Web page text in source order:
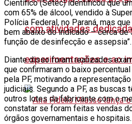
com atividades
experimentações e ao
Científico (Setec) identificou que
com 65% de álcool, vendido à
Polícia Federal, no Paraná, mas
bem abaixo do indicado – cerca de
função de desinfecção e assepsia”.
Diante disso foram realizados
que confirmaram o baixo
pela PF, motivando a
judiciais. Segundo a PF, as buscas
outros lotes da fabricante com o
constatar se foram feitas vendas
órgãos governamentais e hospitais.